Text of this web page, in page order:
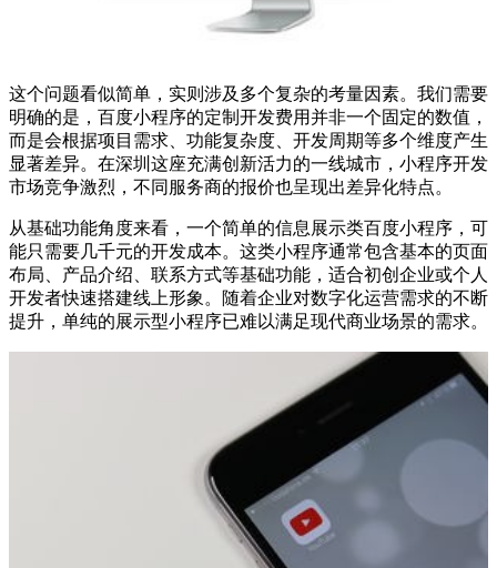
这个问题看似简单，实则涉及多个复杂的考量因素。我们需要
明确的是，百度小程序的定制开发费用并非一个固定的数值，
而是会根据项目需求、功能复杂度、开发周期等多个维度产生
显著差异。在深圳这座充满创新活力的一线城市，小程序开发
市场竞争激烈，不同服务商的报价也呈现出差异化特点。
从基础功能角度来看，一个简单的信息展示类百度小程序，可
能只需要几千元的开发成本。这类小程序通常包含基本的页面
布局、产品介绍、联系方式等基础功能，适合初创企业或个人
开发者快速搭建线上形象。随着企业对数字化运营需求的不断
提升，单纯的展示型小程序已难以满足现代商业场景的需求。